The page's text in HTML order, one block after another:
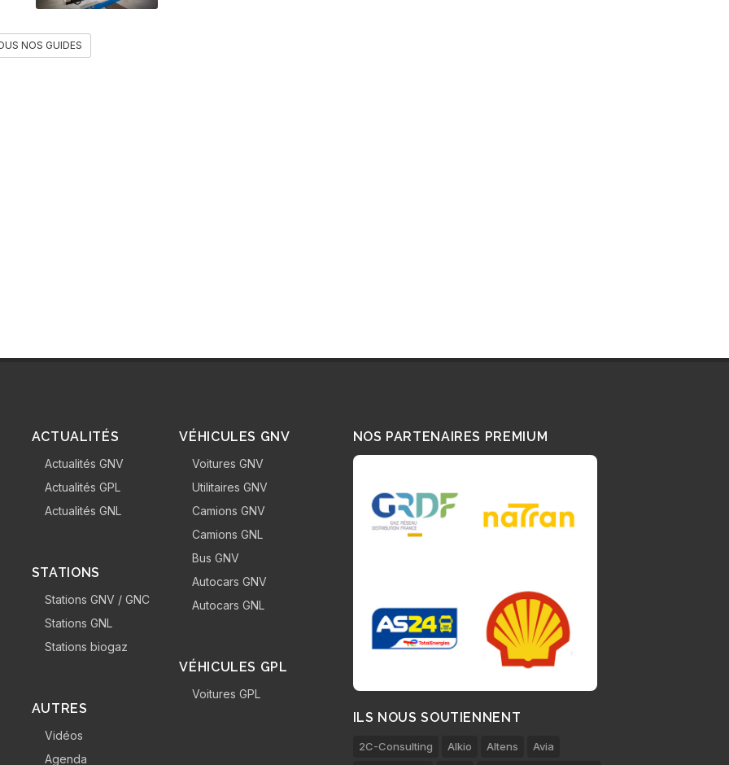
NOS GUIDES
ACTUALITÉS
Actualités GNV
Actualités GPL
Actualités GNL
STATIONS
Stations GNV / GNC
Stations GNL
Stations biogaz
AUTRES
Vidéos
Agenda
VÉHICULES GNV
Voitures GNV
Utilitaires GNV
Camions GNV
Camions GNL
Bus GNV
Autocars GNV
Autocars GNL
VÉHICULES GPL
Voitures GPL
NOS PARTENAIRES PREMIUM
ILS NOUS SOUTIENNENT
2C-Consulting Alkio Altens
Avia